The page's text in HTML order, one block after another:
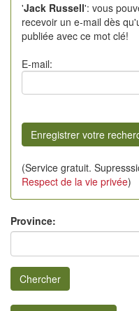
'Jack Russell': vous
recevoir un e-mail dès
publiée avec ce mot clé!
E-mail:
(Service gratuit.
Respect de la vie privée)
Province:
Chercher